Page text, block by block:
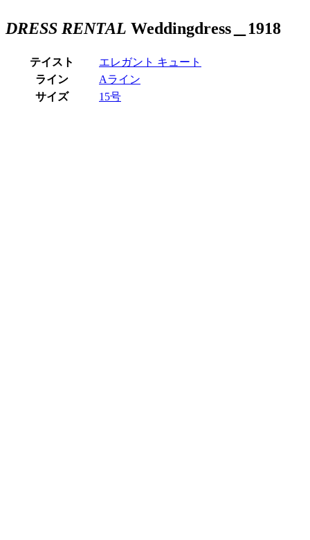
DRESS RENTAL Weddingdress＿1918
テイスト エレガント キュート
ライン
Aライン
サイズ
15号